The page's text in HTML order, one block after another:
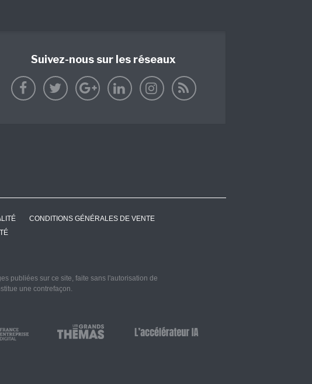
Suivez-nous sur les réseaux
CONDITIONS GÉNÉRALES DE VENTE
publiées sur ce site, faite sans l'autorisation de
une contrefaçon.